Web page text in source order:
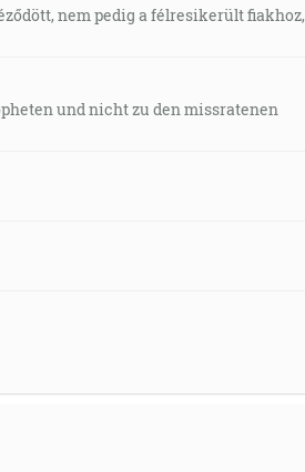
nem pedig a félresikerült fiakhoz,
und nicht zu den missratenen